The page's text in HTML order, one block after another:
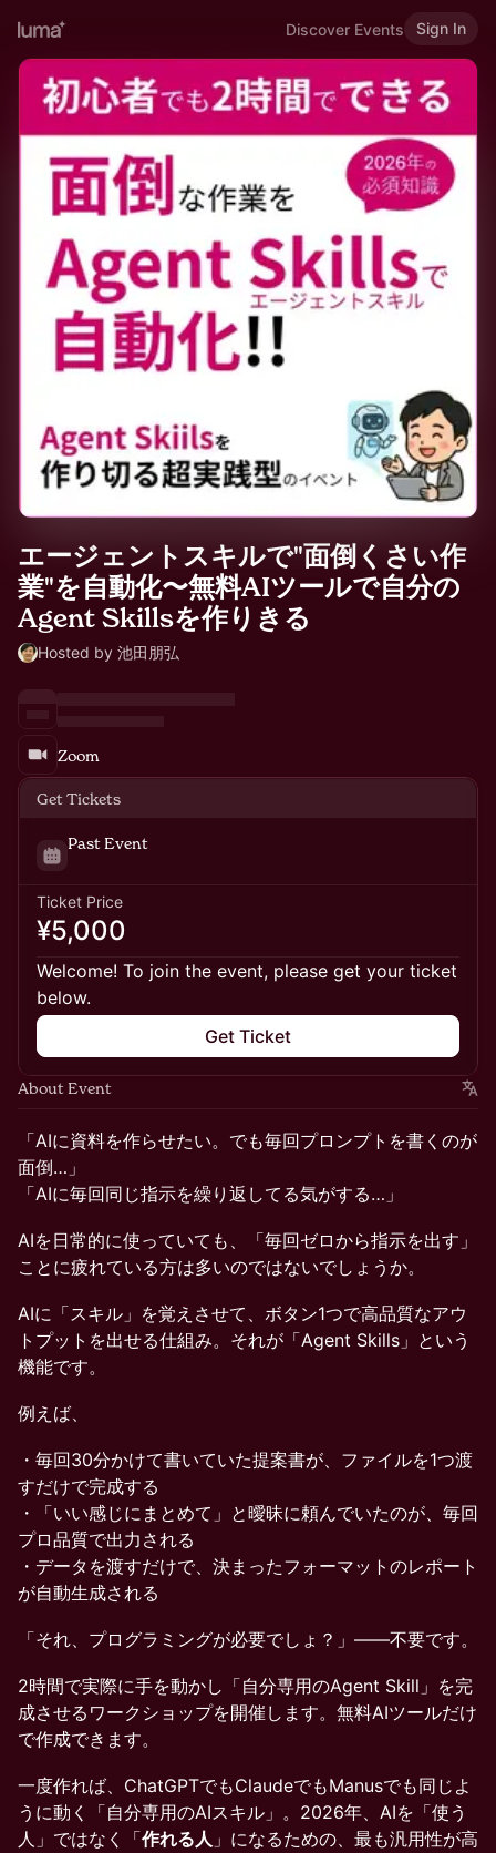
Discover Events Sign In
エージェントスキルで"面倒くさい作
業"を自動化〜無料AIツールで自分の
Agent Skillsを作りきる
Hosted by 池田朋弘
Zoom
Get Tickets
Past Event
Ticket Price
¥5,000
Welcome! To join the event, please get your ticket
below.
Get Ticket
About Event
「AIに資料を作らせたい。でも毎回プロンプトを書くのが
面倒…」
「AIに毎回同じ指示を繰り返してる気がする…」
AIを日常的に使っていても、「毎回ゼロから指示を出す」
ことに疲れている方は多いのではないでしょうか。
AIに「スキル」を覚えさせて、ボタン1つで高品質なアウ
トプットを出せる仕組み。それが「Agent Skills」という
機能です。
例えば、
・毎回30分かけて書いていた提案書が、ファイルを1つ渡
すだけで完成する
・「いい感じにまとめて」と曖昧に頼んでいたのが、毎回
プロ品質で出力される
・データを渡すだけで、決まったフォーマットのレポート
が自動生成される
「それ、プログラミングが必要でしょ？」——不要です。
2時間で実際に手を動かし「自分専用のAgent Skill」を完
成させるワークショップを開催します。無料AIツールだけ
で作成できます。
一度作れば、ChatGPTでもClaudeでもManusでも同じよ
うに動く「自分専用のAIスキル」。2026年、AIを「使う
人」ではなく「作れる人 」になるための、最も汎用性が高